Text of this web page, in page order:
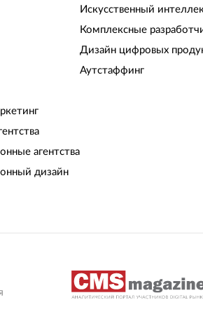
агентства
дизайн
Искусственный
Комплексные
Дизайн цифровых
Аутстаффинг